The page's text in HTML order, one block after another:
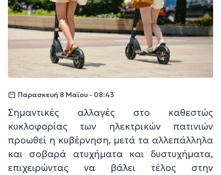
Παρασκευή 8 Μαΐου - 08:43
Σημαντικές αλλαγές στο καθεστώς
κυκλοφορίας των ηλεκτρικών πατινιών
προωθεί η κυβέρνηση, μετά τα αλλεπάλληλα
και σοβαρά ατυχήματα και δυστυχήματα,
επιχειρώντας να βάλει τέλος στην